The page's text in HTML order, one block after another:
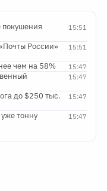
15:51
покушения
15:51
России»
15:47
чем на 58%
15:47
15:47
до $250 тыс.
15:47
тонну